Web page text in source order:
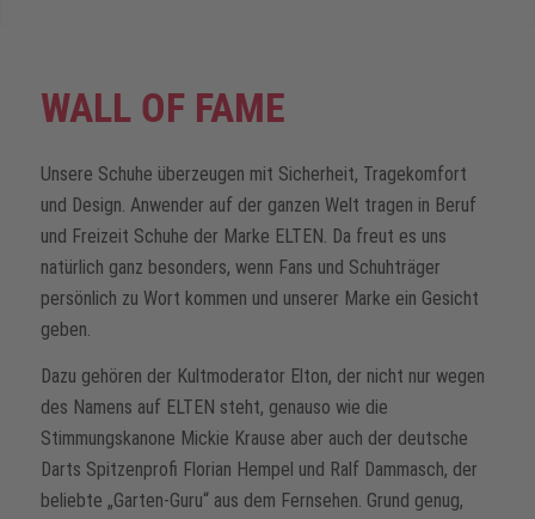
WALL OF FAME
Unsere Schuhe überzeugen mit Sicherheit, Tragekomfort
und Design. Anwender auf der ganzen Welt tragen in Beruf
und Freizeit Schuhe der Marke ELTEN. Da freut es uns
natürlich ganz besonders, wenn Fans und Schuhträger
persönlich zu Wort kommen und unserer Marke ein Gesicht
geben.
Dazu gehören der Kultmoderator Elton, der nicht nur wegen
des Namens auf ELTEN steht, genauso wie die
Stimmungskanone Mickie Krause aber auch der deutsche
Darts Spitzenprofi Florian Hempel und Ralf Dammasch, der
beliebte „Garten-Guru“ aus dem Fernsehen. Grund genug,